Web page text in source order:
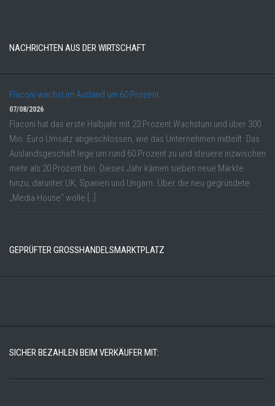
NACHRICHTEN AUS DER WIRTSCHAFT
Flaconi wächst im Ausland um 60 Prozent
07/08/2026
Flaconi hat das erste Halbjahr mit 23 Prozent Wachstum und über 300
Mio. Euro Umsatz abgeschlossen, wie das Unternehmen mitteilt. Das
Auslandsgeschäft lege um rund 60 Prozent zu und steuere inzwischen
mehr als 20 Prozent bei. Dieses Jahr kämen sieben neue Märkte
hinzu, darunter UK, Spanien und Ungarn. Über die neu gegründete
„Media House“ wolle […]
GEPRÜFTER GROSSHANDELSMARKTPLATZ
SICHER BEZAHLEN BEIM VERKÄUFER MIT: